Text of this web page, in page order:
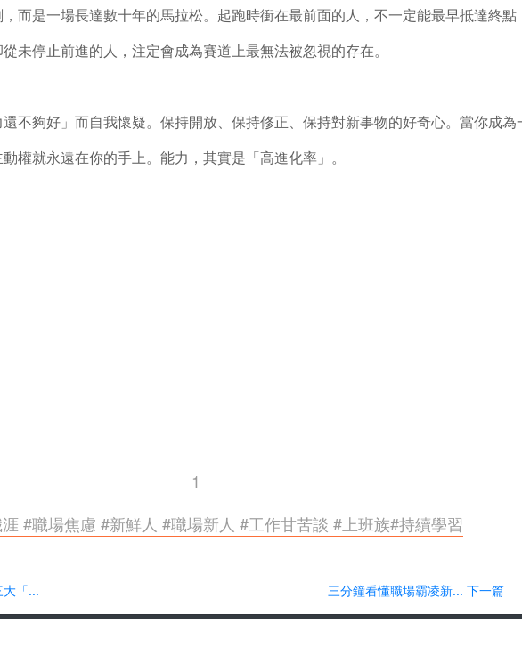
而是一場長達數十年的馬拉松。起跑時衝在最前面的人，不一定能最早抵達終點
未停止前進的人，注定會成為賽道上最無法被忽視的存在。
不夠好」而自我懷疑。保持開放、保持修正、保持對新事物的好奇心。當你成為
權就永遠在你的手上。能力，其實是「高進化率」。
1
#職場焦慮 #新鮮人 #職場新人 #工作甘苦談 #上班族#持續學習
「... 三分鐘看懂職場霸凌新... 下一篇